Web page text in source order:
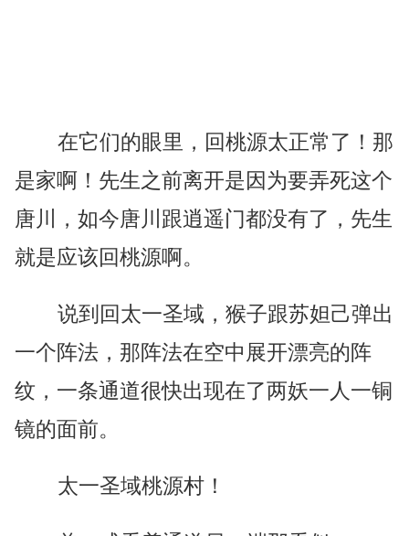
在它们的眼里，回桃源太正常了！那
是家啊！先生之前离开是因为要弄死这个
唐川，如今唐川跟逍遥门都没有了，先生
就是应该回桃源啊。
说到回太一圣域，猴子跟苏妲己弹出
一个阵法，那阵法在空中展开漂亮的阵
纹，一条通道很快出现在了两妖一人一铜
镜的面前。
太一圣域桃源村！